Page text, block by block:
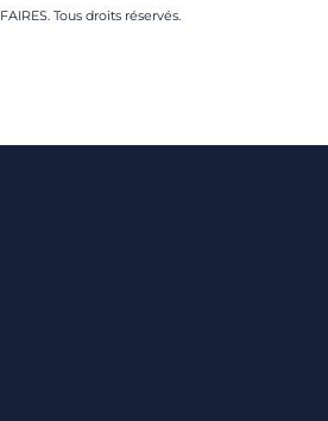
Tous droits réservés.